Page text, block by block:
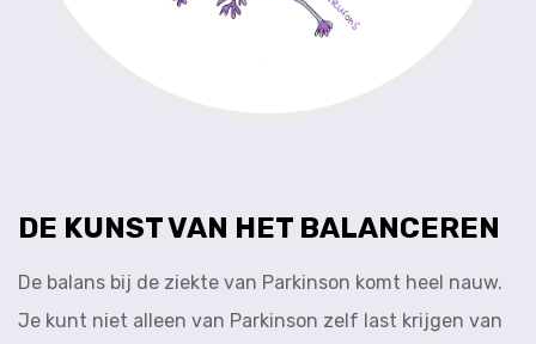
DE KUNST VAN HET BALANCEREN
De balans bij de ziekte van Parkinson komt heel nauw.
Je kunt niet alleen van Parkinson zelf last krijgen van